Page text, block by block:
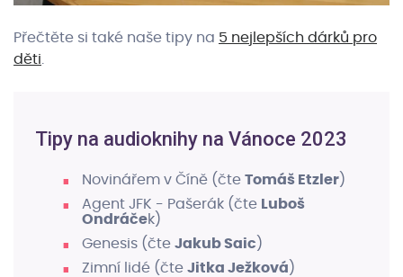
Přečtěte si také naše tipy na 5 nejlepších dárků pro
děti.
Tipy na audioknihy na Vánoce 2023
Novinářem v Číně (čteTomáš Etzler)
Agent JFK - Pašerák (čte Luboš
Ondráček)
Genesis (čteJakub Saic )
Zimní lidé (čteJitka Ježková )